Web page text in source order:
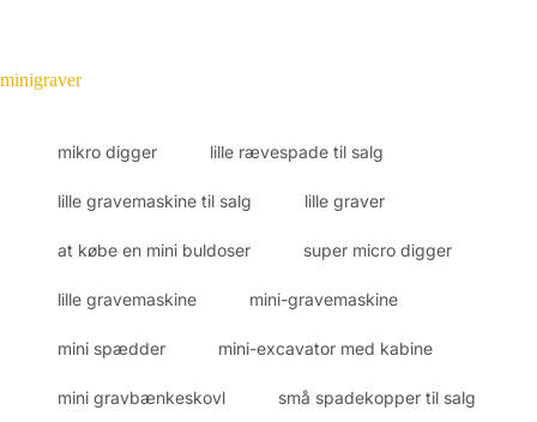
minigraver
mikro digger lille rævespade til salg
lille gravemaskine til salg lille graver
at købe en mini buldoser super micro digger
lille gravemaskine mini-gravemaskine
mini spædder mini-excavator med kabine
mini gravbænkeskovl små spadekopper til salg